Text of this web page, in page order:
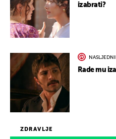
ZDRAVLJE
izabrati?
Rade mu